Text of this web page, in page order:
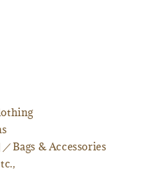
Bags & Accessories